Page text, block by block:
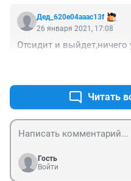
Дед_620e04aaac13f
26 января 2021, 17:08
Отсидит и выйдет,ничего
Читать
Гость
Войти